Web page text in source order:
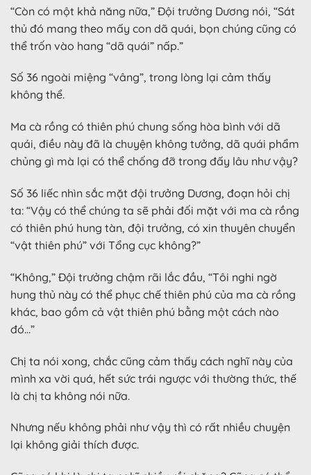
“Còn có một khả năng nữa,” Đội trưởng Dương nói, “Sát
thủ đó mang theo mấy con dã quái, bọn chúng cũng có
thể trốn vào hang “dã quái” nấp.”
Số 36 ngoài miệng “vâng”, trong lòng lại cảm thấy
không thể.
Ma cà rồng có thiên phú chung sống hòa bình với dã
quái, điều này đã là chuyện không tưởng, dã quái phẩm
chủng gì mà lại có thể chống đỡ trong đấy lâu như vậy?
Số 36 liếc nhìn sắc mặt đội trưởng Dương, đoạn hỏi chị
ta: “Vậy có thể chúng ta sẽ phải đối mặt với ma cà rồng
có thiên phú hung tàn, đội trưởng, có xin thuyên chuyển
“vật thiên phú” với Tổng cục không?”
“Không,” Đội trưởng chậm rãi lắc đầu, “Tôi nghi ngờ
hung thủ này có thể phục chế thiên phú của ma cà rồng
khác, bao gồm cả vật thiên phú bằng một cách nào
đó…”
Chị ta nói xong, chắc cũng cảm thấy cách nghĩ này của
mình xa vời quá, hết sức trái ngược với thường thức, thế
là chị ta không nói nữa.
Nhưng nếu không phải như vậy thì có rất nhiều chuyện
lại không giải thích được.